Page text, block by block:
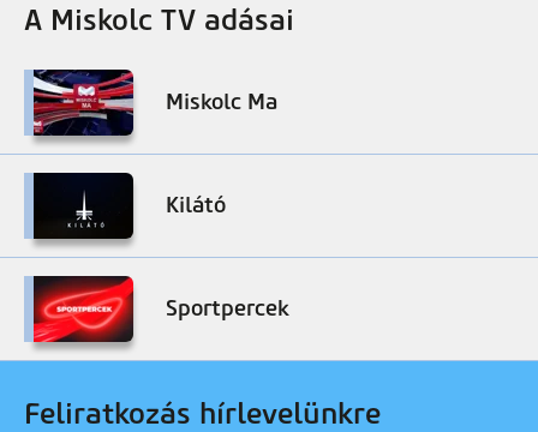
A Miskolc TV adásai
Miskolc Ma
Kilátó
Sportpercek
Feliratkozás hírlevelünkre